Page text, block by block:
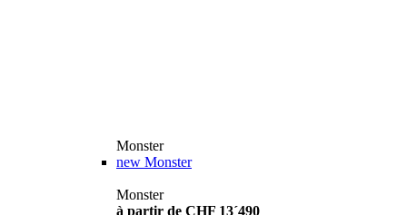
Monster
new Monster
Monster
à partir de CHF 13´490